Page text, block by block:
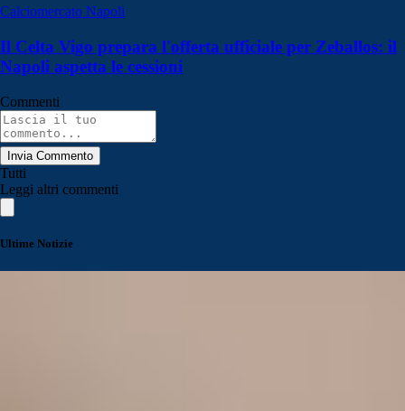
Calciomercato Napoli
Il Celta Vigo prepara l'offerta ufficiale per Zeballos: il
Napoli aspetta le cessioni
Commenti
Invia Commento
Tutti
Leggi altri commenti
Ultime Notizie